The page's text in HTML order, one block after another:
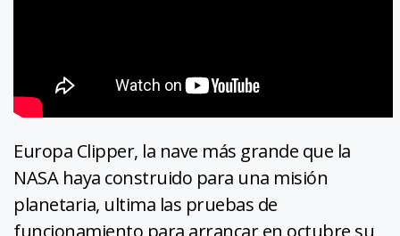
Europa Clipper, la nave más grande que la
NASA haya construido para una misión
planetaria, ultima las pruebas de
funcionamiento para arrancar en octubre su